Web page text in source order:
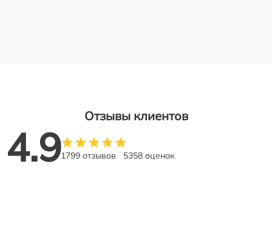
Отзывы клиентов
4.91799 отзывов 5358 оценок